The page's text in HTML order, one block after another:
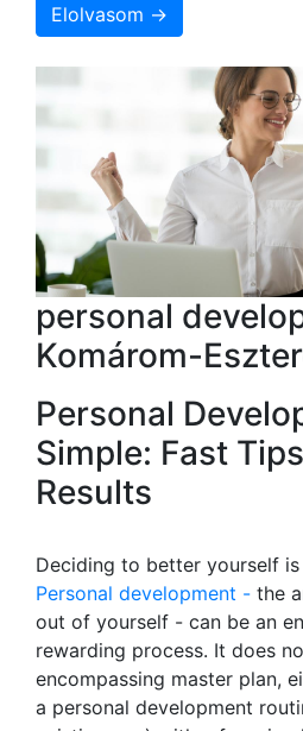
Elolvasom →
personal
Komárom-
Personal
Simple: Fast
Results
Deciding to better yourself
Personal development - the
out of yourself - can be an
rewarding process. It does
encompassing master plan,
a personal development